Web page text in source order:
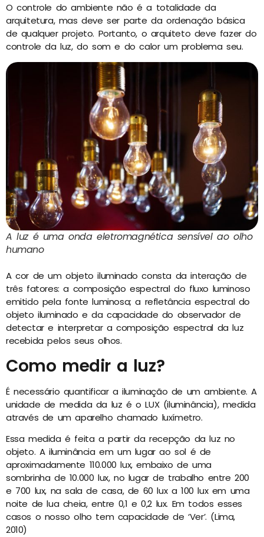
O controle do ambiente não é a totalidade da
arquitetura, mas deve ser parte da ordenação básica
de qualquer projeto. Portanto, o arquiteto deve fazer do
controle da luz, do som e do calor um problema seu.
A luz é uma onda eletromagnética sensível ao olho
humano
A cor de um objeto iluminado consta da interação de
três fatores: a composição espectral do fluxo luminoso
emitido pela fonte luminosa; a refletância espectral do
objeto iluminado e da capacidade do observador de
detectar e interpretar a composição espectral da luz
recebida pelos seus olhos.
Como medir a luz?
É necessário quantificar a iluminação de um ambiente. A
unidade de medida da luz é o LUX (iluminância), medida
através de um aparelho chamado luxímetro.
Essa medida é feita a partir da recepção da luz no
objeto. A iluminância em um lugar ao sol é de
aproximadamente 110.000 lux, embaixo de uma
sombrinha de 10.000 lux, no lugar de trabalho entre 200
e 700 lux, na sala de casa, de 60 lux a 100 lux em uma
noite de lua cheia, entre 0,1 e 0,2 lux. Em todos esses
casos o nosso olho tem capacidade de ‘Ver’. (Lima,
2010)